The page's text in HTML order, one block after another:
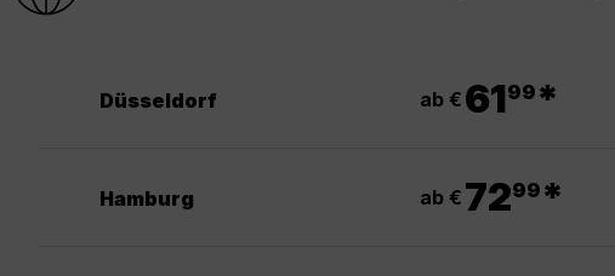
Düsseldorf ab € 6199 *
Hamburg ab € 7299 *